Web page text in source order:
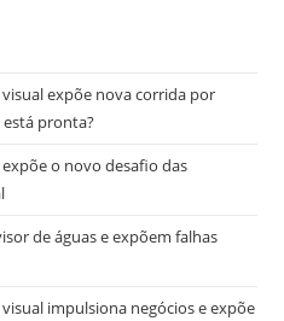
expõe nova corrida por
está pronta?
o novo desafio das
de águas e expõem falhas
impulsiona negócios e expõe